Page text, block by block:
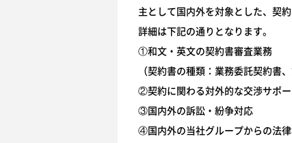
主として国内外を対象とした、契
詳細は下記の通りとなります。
①和文・英文の契約書審査業務
（契約書の種類：業務委託契約書
②契約に関わる対外的な交渉サポ
③国内外の訴訟・紛争対応
④国内外の当社グループからの法